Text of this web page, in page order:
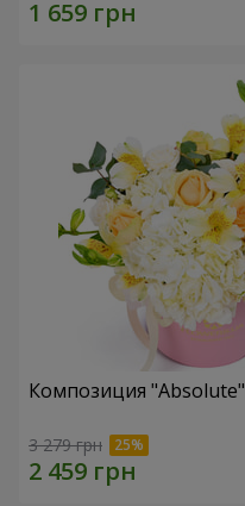
Композиция "Absolute"
3 279 грн